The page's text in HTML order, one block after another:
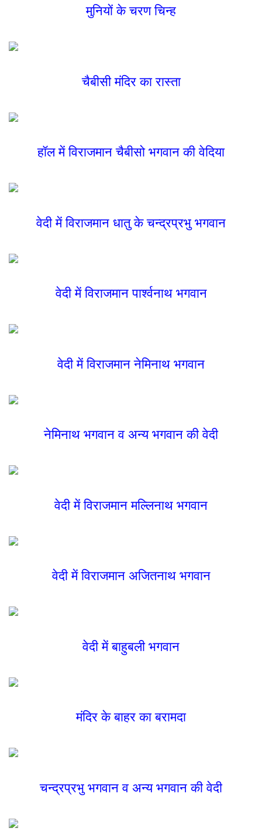
मुनियों के चरण चिन्ह
चैबीसी मंदिर का रास्ता
हॉल में विराजमान चैबीसो भगवान की वेदिया
वेदी में विराजमान धातु के चन्द्रप्रभु भगवान
वेदी में विराजमान पार्श्वनाथ भगवान
वेदी में विराजमान नेमिनाथ भगवान
नेमिनाथ भगवान व अन्य भगवान की वेदी
वेदी में विराजमान मल्लिनाथ भगवान
वेदी में विराजमान अजितनाथ भगवान
वेदी में बाहुबली भगवान
मंदिर के बाहर का बरामदा
चन्द्रप्रभु भगवान व अन्य भगवान की वेदी